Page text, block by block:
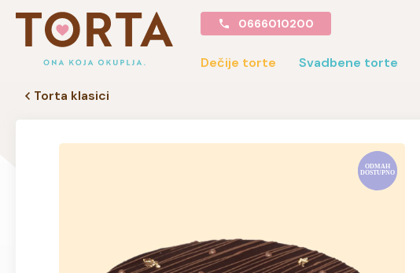
0666010200
Dečije torte Svadbene torte
Torta klasici